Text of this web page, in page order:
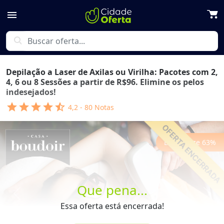
menu
search
Que pena...
Essa oferta está encerrada!
Depilação a Laser de Axilas ou Virilha: Pacotes com 2,
4, 6 ou 8 Sessões a partir de R$96. Elimine os pelos
indesejados!
starstarstarstarstar_half 4,2 - 80 Notas
Economize 63%